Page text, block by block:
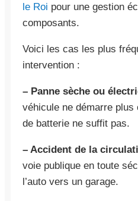
le Roi pour une gestion
composants.
Voici les cas les plus
intervention :
– Panne sèche ou
véhicule ne démarre plus
de batterie ne suffit pas.
– Accident de la
voie publique en toute
l’auto vers un garage.